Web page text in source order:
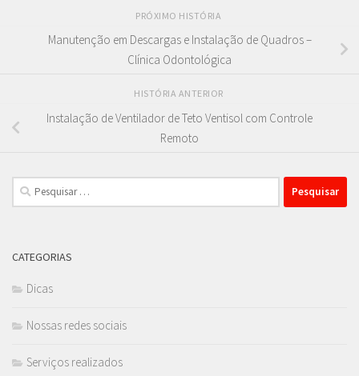
PRÓXIMO HISTÓRIA
Manutenção em Descargas e Instalação de Quadros –
Clínica Odontológica
HISTÓRIA ANTERIOR
Instalação de Ventilador de Teto Ventisol com Controle
Remoto
Pesquisar
por:
CATEGORIAS
Dicas
Nossas redes sociais
Serviços realizados